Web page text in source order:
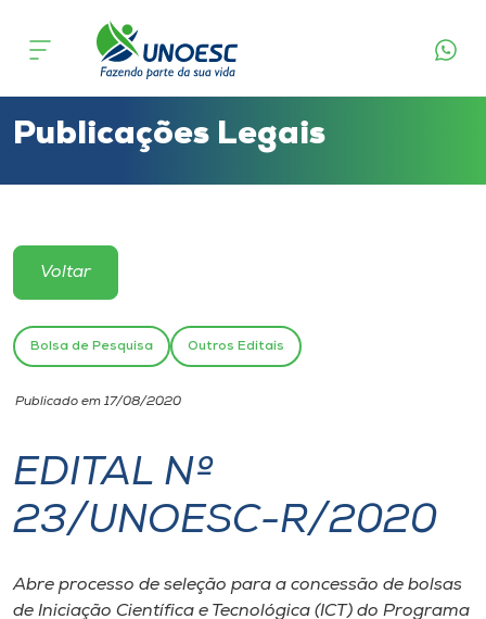
Cursos
Atendimento ao Estudante
Portal de Ensino
Unoesc
Internacionalização
I.nova
Diplomados
Publicações Legais
Voltar
Bolsa de Pesquisa Outros Editais
Publicado em 17/08/2020
EDITAL Nº
23/UNOESC-R/2020
Abre processo de seleção para a concessão de bolsas
de Iniciação Científica e Tecnológica (ICT) do Programa